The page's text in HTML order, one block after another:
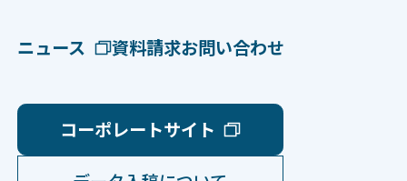
ニュース 資料請求お問い合わせ
コーポレートサイト